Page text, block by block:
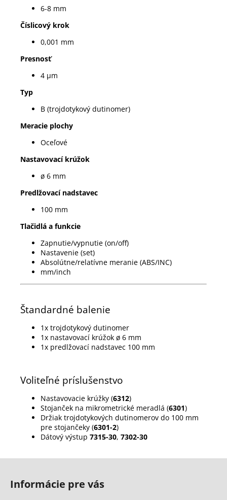
6-8 mm
Číslicový krok
0,001 mm
Presnosť
4 µm
Typ
B (trojdotykový dutinomer)
Meracie plochy
Oceľové
Nastavovací krúžok
ø 6 mm
Predlžovací nadstavec
100 mm
Tlačidlá a funkcie
Zapnutie/vypnutie (on/off)
Nastavenie (set)
Absolútne/relatívne meranie (ABS/INC)
mm/inch
Štandardné balenie
1x trojdotykový dutinomer
1x nastavovací krúžok ø 6 mm
1x predlžovací nadstavec 100 mm
Voliteľné príslušenstvo
Nastavovacie krúžky (6312)
Stojanček na mikrometrické meradlá (6301)
Držiak trojdotykových dutinomerov do 100 mm
pre stojančeky (6301-2)
Dátový výstup 7315-30, 7302-30
Informácie pre vás